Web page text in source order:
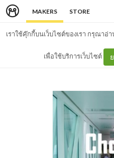
MAKERS STORE
เราใช้คุ๊กกี้บนเว็บไซต์ของเรา กรุณาอ่
เพื่อใช้บริการเว็บไซต์